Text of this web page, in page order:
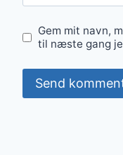
Gem mit navn,
til næste gang